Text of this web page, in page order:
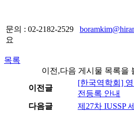
문의 : 02-2182-2529
요
목록
이전,다음 게시물 목록을
이전글
[한국역학회]
전등록 안내
다음글
제27차 IUSSP